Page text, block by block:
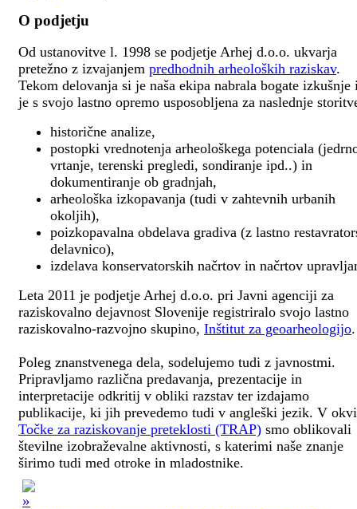
O podjetju
Od ustanovitve l. 1998 se podjetje Arhej d.o.o. ukvarja
pretežno z izvajanjem predhodnih arheoloških raziskav.
Tekom delovanja si je naša ekipa nabrala bogate izkušnje
je s svojo lastno opremo usposobljena za naslednje
historične analize,
postopki vrednotenja arheološkega potenciala
vrtanje, terenski pregledi, sondiranje ipd..) in
dokumentiranje ob gradnjah,
arheološka izkopavanja (tudi v zahtevnih urbanih
okoljih),
poizkopavalna obdelava gradiva (z lastno
delavnico),
izdelava konservatorskih načrtov in načrtov
Leta 2011 je podjetje Arhej d.o.o. pri Javni agenciji za
raziskovalno dejavnost Slovenije registriralo svojo lastno
raziskovalno-razvojno skupino, Inštitut za geoarheologijo.
Poleg znanstvenega dela, sodelujemo tudi z javnostmi.
Pripravljamo različna predavanja, prezentacije in
interpretacije odkritij v obliki razstav ter izdajamo
publikacije, ki jih prevedemo tudi v angleški jezik. V
Točke za raziskovanje preteklosti (TRAP) smo oblikovali
številne izobraževalne aktivnosti, s katerimi naše znanje
širimo tudi med otroke in mladostnike.